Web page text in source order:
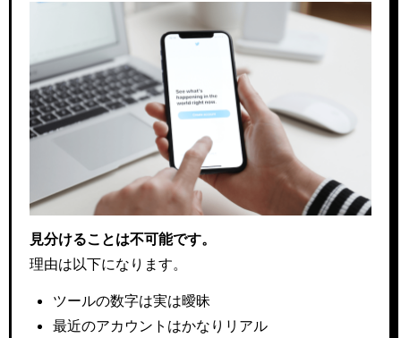
見分けることは不可能です。
理由は以下になります。
ツールの数字は実は曖昧
最近のアカウントはかなりリアル